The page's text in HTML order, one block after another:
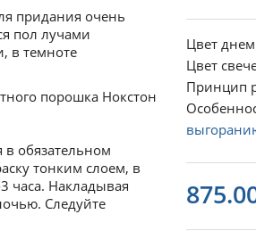
придания очень
пол лучами
в темноте
порошка Нокстон
в обязательном
тонким слоем, в
часа. Накладывая
Следуйте
Цвет
Цвет
Принцип